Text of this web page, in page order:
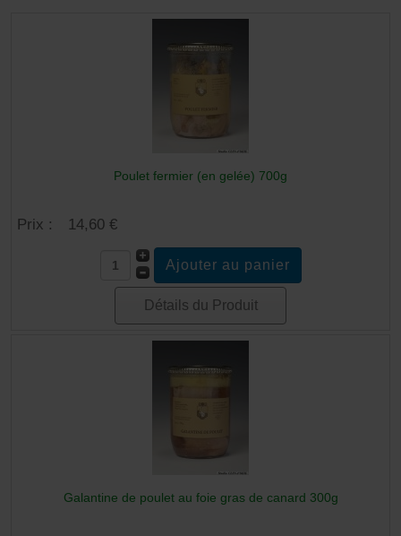
Poulet fermier (en gelée) 700g
Prix : 14,60 €
Détails du Produit
Galantine de poulet au foie gras de canard 300g